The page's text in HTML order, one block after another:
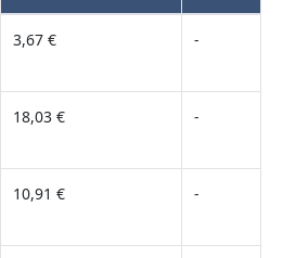
3,67 € -
18,03 € -
10,91 € -